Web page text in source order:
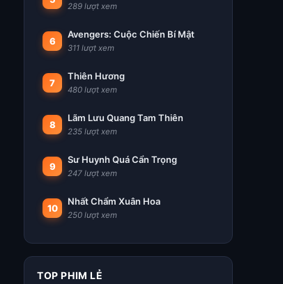
289 lượt xem
6
Avengers: Cuộc Chiến Bí Mật
311 lượt xem
7
Thiên Hương
480 lượt xem
8
Lãm Lưu Quang Tam Thiên
235 lượt xem
9
Sư Huynh Quá Cẩn Trọng
247 lượt xem
10
Nhất Chẩm Xuân Hoa
250 lượt xem
TOP PHIM LẺ